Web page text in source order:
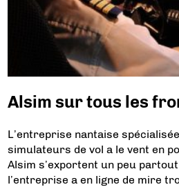
Alsim sur tous les
L’entreprise nantaise
simulateurs de vol a le vent en
Alsim s’exportent un peu
l’entreprise a en ligne de mire